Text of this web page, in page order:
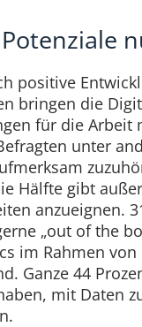
positive
bringen die
für die Arbeit
unter
Hälfte gibt
anzueignen.
„out of the
im Rahmen von
Ganze 44
mit Daten